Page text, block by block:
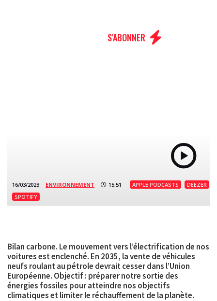
S'ABONNER
16/03/2023 ENVIRONNEMENT 15:51 APPLE PODCASTS
DEEZER
SPOTIFY
Bilan carbone. Le mouvement vers l’électrification de nos
voitures est enclenché. En 2035, la vente de véhicules
neufs roulant au pétrole devrait cesser dans l’Union
Européenne. Objectif : préparer notre sortie des
énergies fossiles pour atteindre nos objectifs
climatiques et limiter le réchauffement de la planète.